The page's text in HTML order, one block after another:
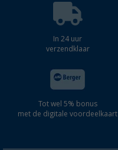
In 24 uur
verzendklaar
Tot wel 5% bonus
met de digitale voordeelkaart